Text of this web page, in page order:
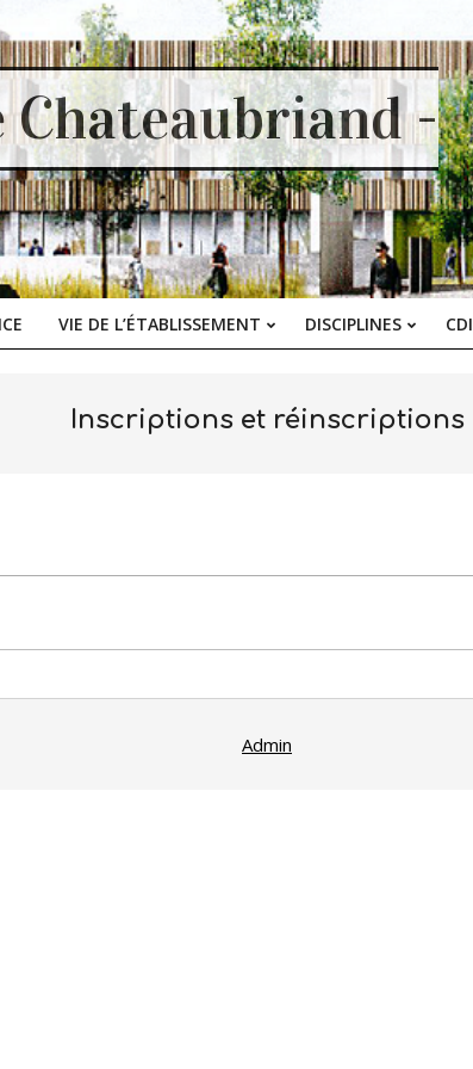
Chateaubriand -
Primary
VIE DE L’ÉTABLISSEMENT DISCIPLINES CDI
Inscriptions et réinscriptions
Admin